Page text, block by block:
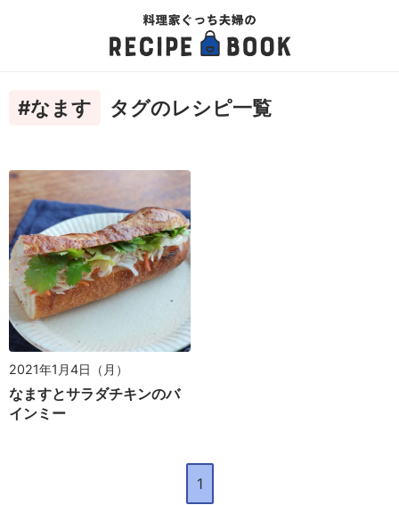
#なます タグのレシピ一覧
2021年1月4日（月）
なますとサラダチキンのバ
インミー
1